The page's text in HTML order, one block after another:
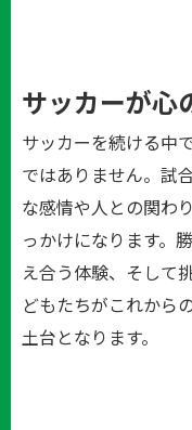
サッカーが心
サッカーを続ける中
ではありません。試
な感情や人との関わ
っかけになります。
え合う体験、そして
どもたちがこれから
土台となります。